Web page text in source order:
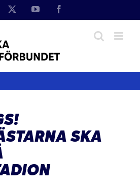
YouTube
SKA